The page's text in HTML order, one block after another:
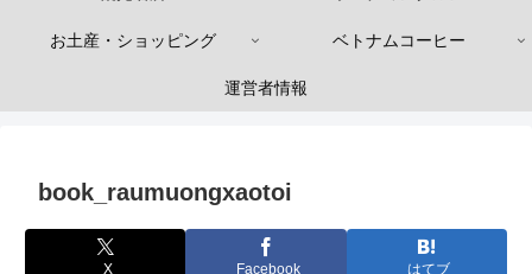
お土産・ショッピング ベトナムコーヒー
運営者情報
book_raumuongxaotoi
X Facebook はてブ